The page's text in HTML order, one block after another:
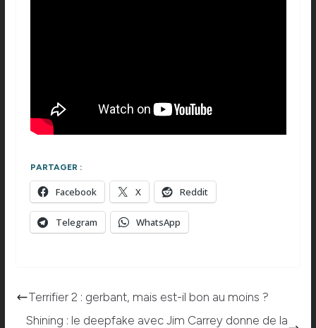
PARTAGER :
Facebook X Reddit
Telegram WhatsApp
Terrifier 2 : gerbant, mais est-il bon au moins ?
Shining : le deepfake avec Jim Carrey donne de la